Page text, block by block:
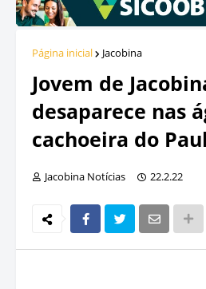
Página inicial Jacobina
Jovem de
desaparece nas
cachoeira do
Jacobina Notícias 22.2.22